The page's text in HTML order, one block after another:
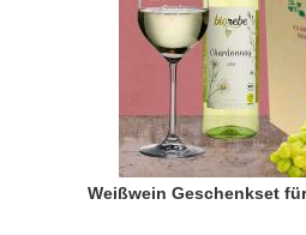
Weißwein Geschenkset